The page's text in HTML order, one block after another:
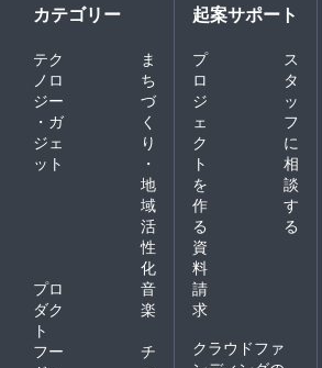
カテゴリー
テク
ノロ
ジー
・ガ
ジェ
ット
ま
ち
づ
く
り
・
地
域
活
性
化
プロ
ダク
ト
音
楽
フー
チ
起案サポート
プ
ロ
ジ
ェ
ク
ト
を
作
る
ス
タ
ッ
フ
に
相
談
す
る
資
料
請
求
クラウドファ